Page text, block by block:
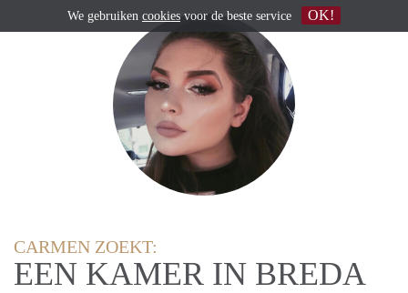
CARMEN ZOEKT:
EEN KAMER IN BREDA
We gebruiken cookies voor de beste service OK!